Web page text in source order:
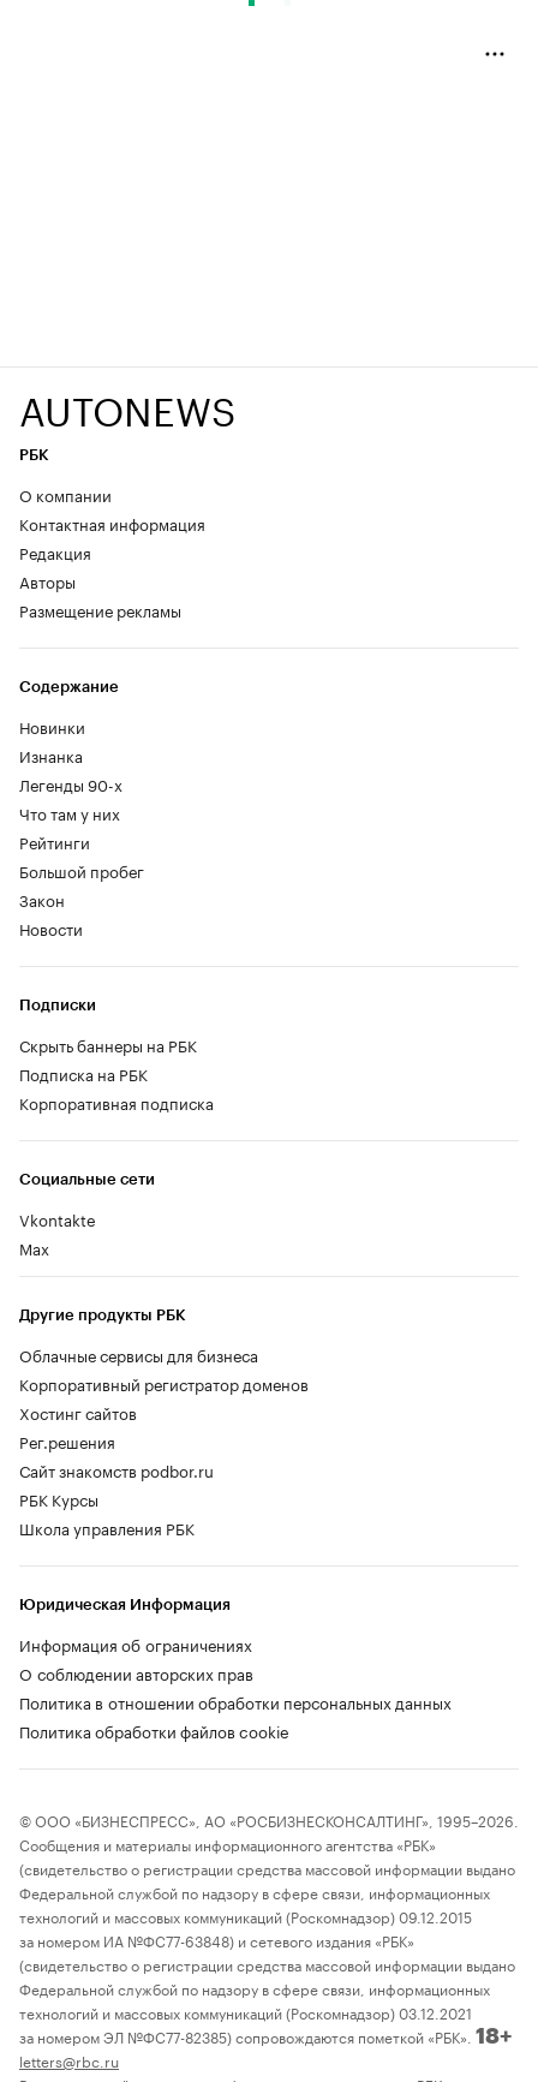
AUTONEWS
РБК
О компании
Контактная информация
Редакция
Авторы
Размещение рекламы
Содержание
Новинки
Изнанка
Легенды 90-х
Что там у них
Рейтинги
Большой пробег
Закон
Новости
Социальные сети
Vkontakte
Max
Другие продукты РБК
Облачные сервисы для бизнеса
Корпоративный регистратор доменов
Хостинг сайтов
Рег.решения
Сайт знакомств podbor.ru
РБК Курсы
Школа управления РБК
Подписки
Скрыть баннеры на РБК
Подписка на РБК
Корпоративная подписка
Юридическая Информация
Информация об ограничениях
О соблюдении авторских прав
Политика в отношении обработки персональных данных
Политика обработки файлов cookie
© ООО «БИЗНЕСПРЕСС», АО «РОСБИЗНЕСКОНСАЛТИНГ», 1995–2026.
Сообщения и материалы информационного агентства «РБК»
(свидетельство о регистрации средства массовой информации выдано
Федеральной службой по надзору в сфере связи, информационных
технологий и массовых коммуникаций (Роскомнадзор) 09.12.2015
за номером ИА №ФС77-63848) и сетевого издания «РБК»
(свидетельство о регистрации средства массовой информации выдано
Федеральной службой по надзору в сфере связи, информационных
технологий и массовых коммуникаций (Роскомнадзор) 03.12.2021
за номером ЭЛ №ФС77-82385) сопровождаются пометкой «РБК». 18+
letters@rbc.ru